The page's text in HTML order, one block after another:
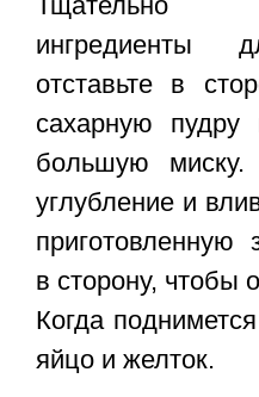
ингредиенты
отставьте в
сахарную
большую
углубление и
приготовленную
в сторону, чтобы
Когда
яйцо и желток.